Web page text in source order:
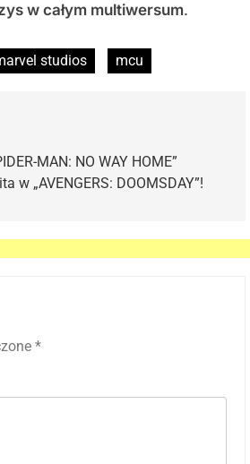
w całym multiwersum.
studios mcu
MAN: NO WAY HOME”
w „AVENGERS: DOOMSDAY”!
*